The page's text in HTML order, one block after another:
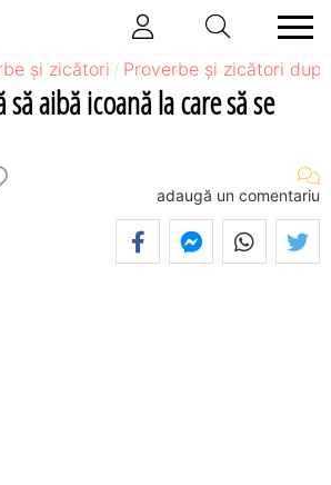
și zicători Proverbe și zicători
să aibă icoană la care să se
adaugă un comentariu